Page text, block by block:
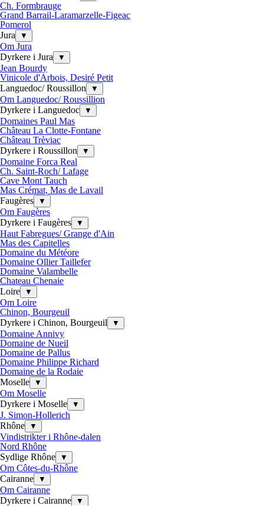
Ch. Formbrauge
Grand Barrail-Laramarzelle-Figeac
Pomerol
Jura
▼
Om Jura
Dyrkere i Jura
▼
Jean Bourdy
Vinicole d'Arbois, Desiré Petit
Languedoc/ Roussillon
▼
Om Languedoc/ Roussillion
Dyrkere i Languedoc
▼
Domaines Paul Mas
Château La Clotte-Fontane
Château Trèviac
Dyrkere i Roussillon
▼
Domaine Forca Real
Ch. Saint-Roch/ Lafage
Cave Mont Tauch
Mas Crémat, Mas de Lavail
Faugères
▼
Om Faugères
Dyrkere i Faugères
▼
Haut Fabregues/ Grange d'Ain
Mas des Capitelles
Domaine du Météore
Domaine Ollier Taillefer
Domaine Valambelle
Chateau Chenaie
Loire
▼
Om Loire
Chinon, Bourgeuil
Dyrkere i Chinon, Bourgeuil
▼
Domaine Annivy
Domaine de Nueil
Domaine de Pallus
Domaine Philippe Richard
Domaine de la Rodaie
Moselle
▼
Om Moselle
Dyrkere i Moselle
▼
J. Simon-Hollerich
Rhône
▼
Vindistrikter i Rhône-dalen
Nord Rhône
Sydlige Rhône
▼
Om Côtes-du-Rhône
Cairanne
▼
Om Cairanne
Dyrkere i Cairanne
▼